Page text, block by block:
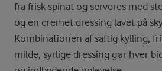
fra frisk spinat og serveres med
og en cremet dressing lavet på
Kombinationen af saftig kylling,
milde, syrlige dressing gør hver